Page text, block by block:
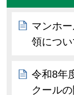
マンホ
領につい
令和8年
クール